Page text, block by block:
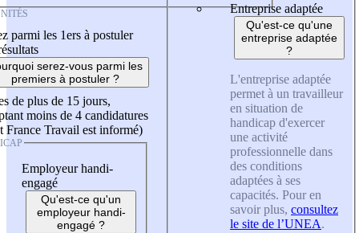
parmi les 1ers à postuler
serez-vous parmi les
premiers à postuler ?
de plus de 15 jours,
moins de 4 candidatures
France Travail est informé)
Employeur handi-
engagé
Qu'est-ce qu'un
employeur handi-
engagé ?
Entreprise adaptée
Qu'est-ce qu'une
entreprise adaptée
?
L'entreprise adaptée
permet à un travailleur
en situation de
handicap d'exercer
une activité
professionnelle dans
des conditions
adaptées à ses
capacités. Pour en
savoir plus, consultez
le site de l’UNEA.